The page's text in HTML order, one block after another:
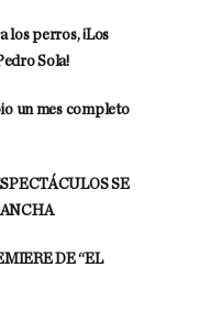
los perros, ¡Los
Sola!
un mes completo
SE
DE “EL